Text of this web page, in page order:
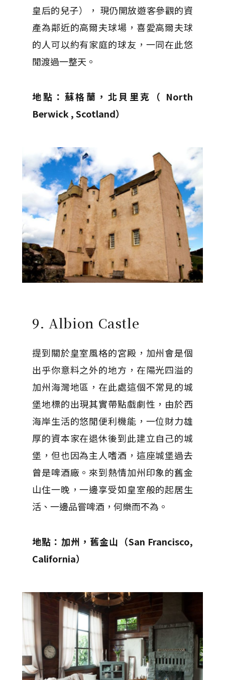
皇后的兒子）， 現仍開放遊客參觀的資
產為鄰近的高爾夫球場，喜愛高爾夫球
的人可以約有家庭的球友，一同在此悠
閒渡過一整天。
地點：蘇格蘭，北貝里克（ North
Berwick , Scotland）
9. Albion Castle
提到關於皇室風格的宮殿，加州會是個
出乎你意料之外的地方，在陽光四溢的
加州海灣地區，在此處這個不常見的城
堡地標的出現其實帶點戲劇性，由於西
海岸生活的悠閒便利機能，一位財力雄
厚的資本家在退休後到此建立自己的城
堡，但也因為主人嗜酒，這座城堡過去
曾是啤酒廠。來到熱情加州印象的舊金
山住一晚，一邊享受如皇室般的起居生
活、一邊品嘗啤酒，何樂而不為。
地點：加州，舊金山（San Francisco,
California）